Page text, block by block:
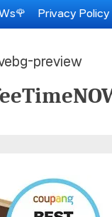
Privacy Policy